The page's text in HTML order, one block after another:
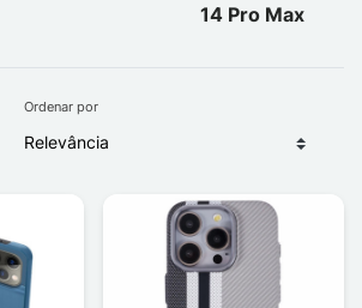
14 Pro Max
Ordenar por